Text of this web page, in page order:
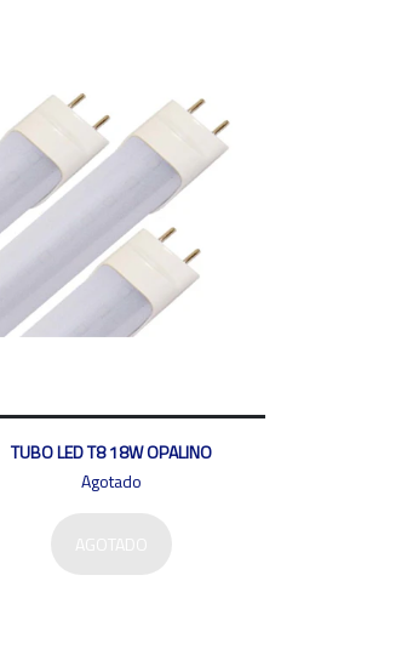
TUBO LED T8 18W OPALINO
Agotado